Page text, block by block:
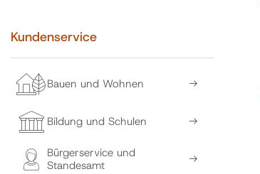
Kundenservice
Bauen und Wohnen
Bildung und Schulen
Bürgerservice und
Standesamt